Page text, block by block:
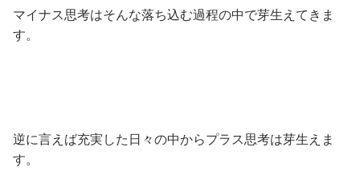
マイナス思考はそんな落ち込む過程の中で芽生えてきま
す。
逆に言えば充実した日々の中からプラス思考は芽生えま
す。